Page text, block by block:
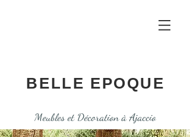
BELLE EPOQUE
Meubles et Décoration à Ajaccio